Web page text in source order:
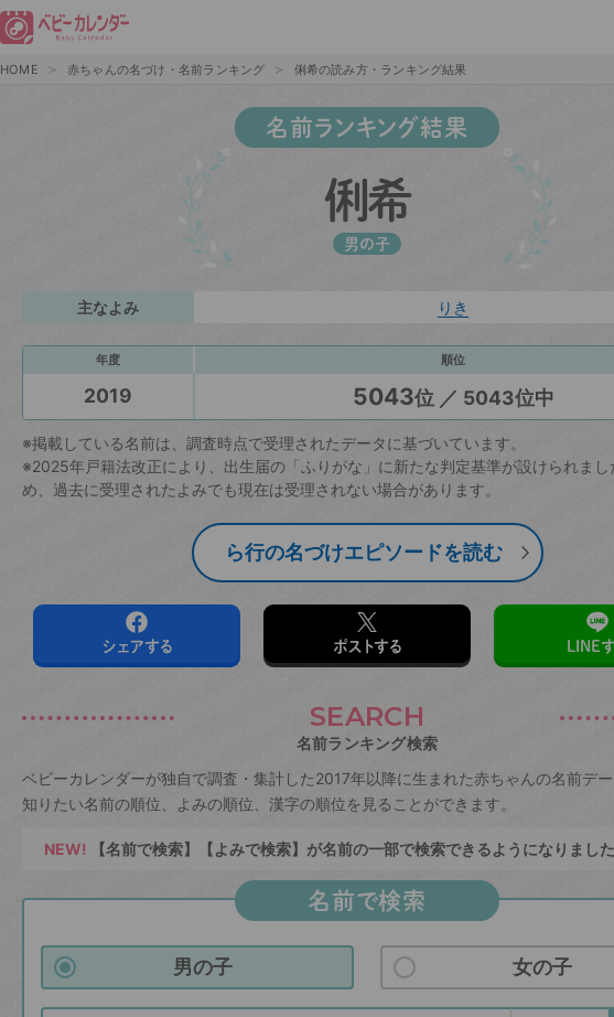
HOME 赤ちゃんの名づけ・名前ランキング 俐希の読み方・ランキング結果
名前ランキング結果
俐希
男の子
主なよみ りき
年度 順位
2019 5043位 ／ 5043位中
※掲載している名前は、調査時点で受理されたデータに基づいています。
※2025年戸籍法改正により、出生届の「ふりがな」に新たな判定基準が設けられまし
め、過去に受理されたよみでも現在は受理されない場合があります。
ら行の名づけエピソードを読む
シェアする ポストする LINE
SEARCH
名前ランキング検索
ベビーカレンダーが独自で調査・集計した2017年以降に生まれた赤ちゃんの名前デー
知りたい名前の順位、よみの順位、漢字の順位を見ることができます。
NEW! 【名前で検索】【よみで検索】が名前の一部で検索できるようになりました
名前で検索
男の子 女の子